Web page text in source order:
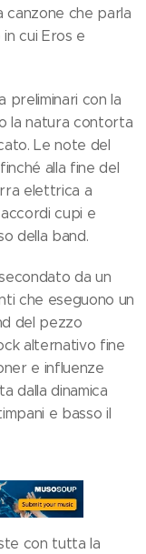
canzone che parla
cui Eros e
preliminari con la
la natura contorta
Le note del
alla fine del
elettrica a
cupi e
della band.
da un
che eseguono un
del pezzo
alternativo fine
e influenze
dalla dinamica
e basso il
con tutta la